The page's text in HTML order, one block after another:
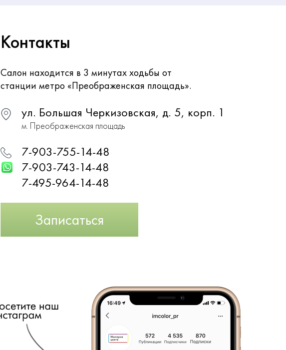
Контакты
Салон находится в 3 минутах ходьбы от
станции метро «Преображенская площадь».
ул. Большая Черкизовская, д. 5, корп. 1
м. Преображенская площадь
7-903-755-14-48
7-903-743-14-48
7-495-964-14-48
Записаться